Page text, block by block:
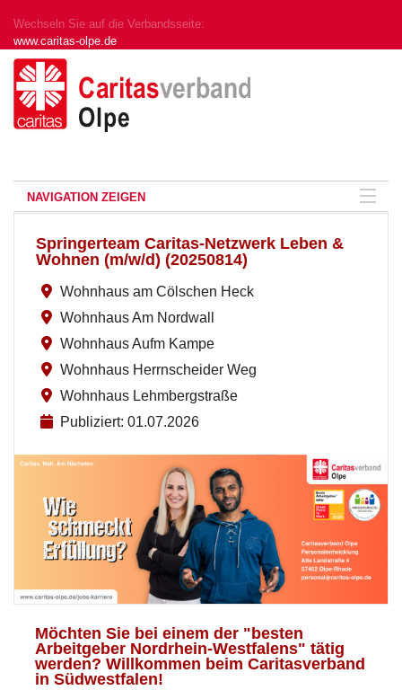
Wechseln Sie auf die Verbandsseite:
www.caritas-olpe.de
NAVIGATION ZEIGEN
Springerteam Caritas-Netzwerk Leben &
Wohnen (m/w/d) (20250814)
Wohnhaus am Cölschen Heck
Wohnhaus Am Nordwall
Wohnhaus Aufm Kampe
Wohnhaus Herrnscheider Weg
Wohnhaus Lehmbergstraße
Publiziert: 01.07.2026
Möchten Sie bei einem der "besten
Arbeitgeber Nordrhein-Westfalens" tätig
werden? Willkommen beim Caritasverband
in Südwestfalen!